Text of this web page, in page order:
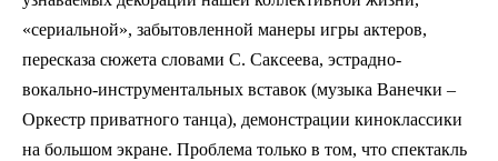
«сериальной», забытовленной манеры игры актеров,
пересказа сюжета словами С. Саксеева, эстрадно-
вокально-инструментальных вставок (музыка Ванечки –
Оркестр приватного танца), демонстрации киноклассики
на большом экране. Проблема только в том, что спектакль